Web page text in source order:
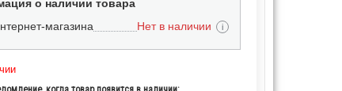
о наличии товара
магазина
Нет в наличии i